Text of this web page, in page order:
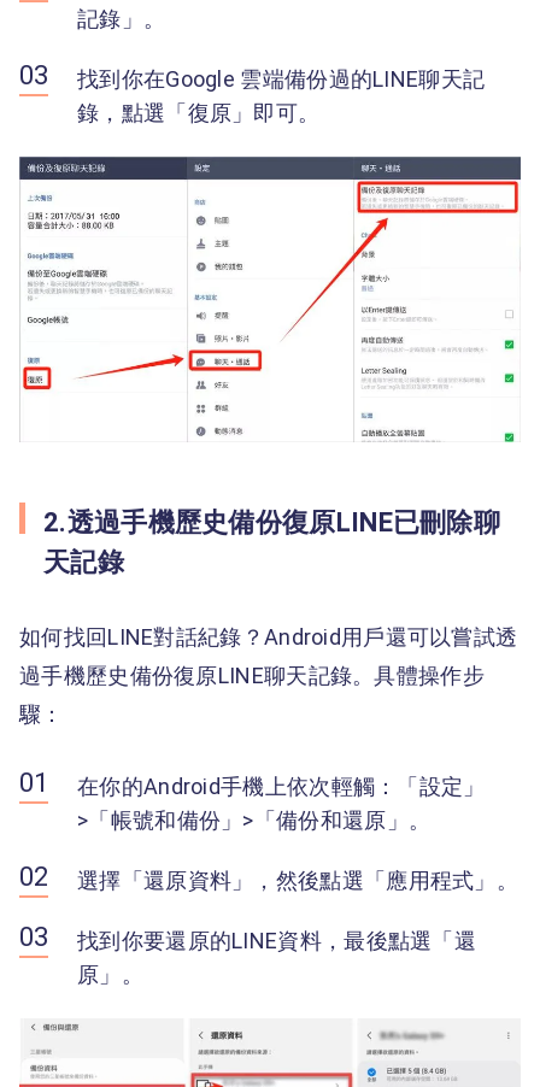
記錄」。
找到你在Google 雲端備份過的LINE聊天記
錄，點選「復原」即可。
2.透過手機歷史備份復原LINE已刪除聊
天記錄
如何找回LINE對話紀錄？Android用戶還可以嘗試透
過手機歷史備份復原LINE聊天記錄。具體操作步
驟：
在你的Android手機上依次輕觸：「設定」
>「帳號和備份」>「備份和還原」。
選擇「還原資料」，然後點選「應用程式」。
找到你要還原的LINE資料，最後點選「還
原」。